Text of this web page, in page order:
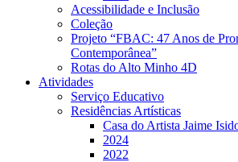
Acessibilidade e Inclusão
Coleção
Projeto “FBAC: 47 Anos de
Contemporânea”
Rotas do Alto Minho 4D
Atividades
Serviço Educativo
Residências Artísticas
Casa do Artista Jaime
2024
2022